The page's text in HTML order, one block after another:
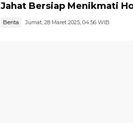
Jahat Bersiap Menikmati
Berita Jumat, 28 Maret 2025, 04:56 WIB